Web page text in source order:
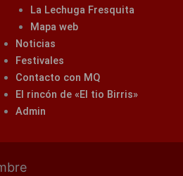
La Lechuga Fresquita
Mapa web
Noticias
Festivales
Contacto con MQ
El rincón de «El tio Birris»
Admin